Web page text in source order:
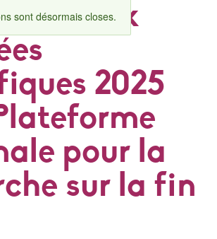
aux
2025
pour la
sur la fin
sont désormais closes.